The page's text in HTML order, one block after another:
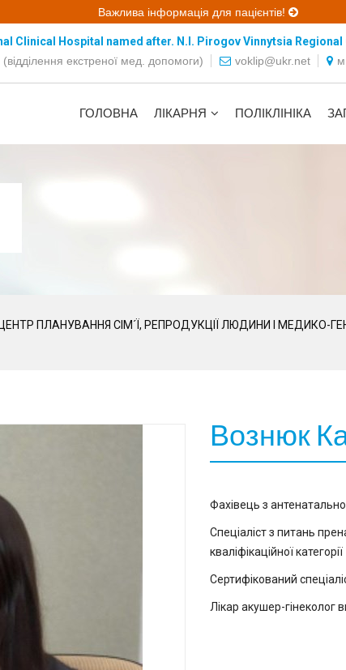
Важлива інформація для пацієнтів!
Clinical Hospital named after. N.I. Pirogov Vinnytsia Regional
(відділення екстреної мед. допомоги) voklip@ukr.net
ГОЛОВНА ЛІКАРНЯ ПОЛІКЛІНІКА
ПЛАНУВАННЯ СІМ´Ї, РЕПРОДУКЦІЇ ЛЮДИНИ І МЕДИКО-
Вознюк
Фахівець з
Спеціаліст з питань
кваліфікаційної категорії
Сертифікований
Лікар акушер-гінеколог